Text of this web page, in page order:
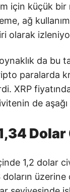
için küçük
ağ
olarak
da bu
paralarda
XRP
de
1,34
1,2 dolar
üzerine